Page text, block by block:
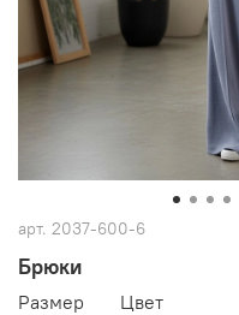
арт. 2037-600-6
Брюки
Размер Цвет